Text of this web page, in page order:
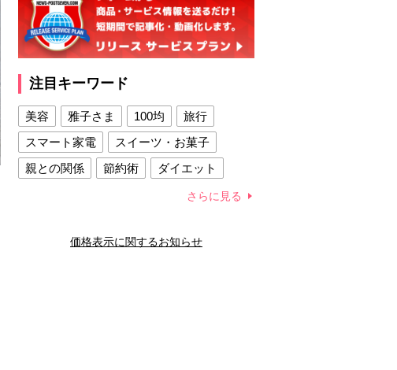
注目キーワード
美容 雅子さま 100均
旅行
スマート家電
スイーツ・お菓子
親との関係
節約術
ダイエット
夫との関係
新津春子 どか食い
さらに見る
価格表示に関するお知らせ